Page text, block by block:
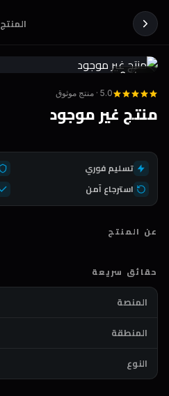
المنتج
Coda
5.0 · منتج موثوق
منتج غير موجود
تسليم فوري
استرجاع آمن
عن المنتج
حقائق سريعة
المنصة
المنطقة
النوع